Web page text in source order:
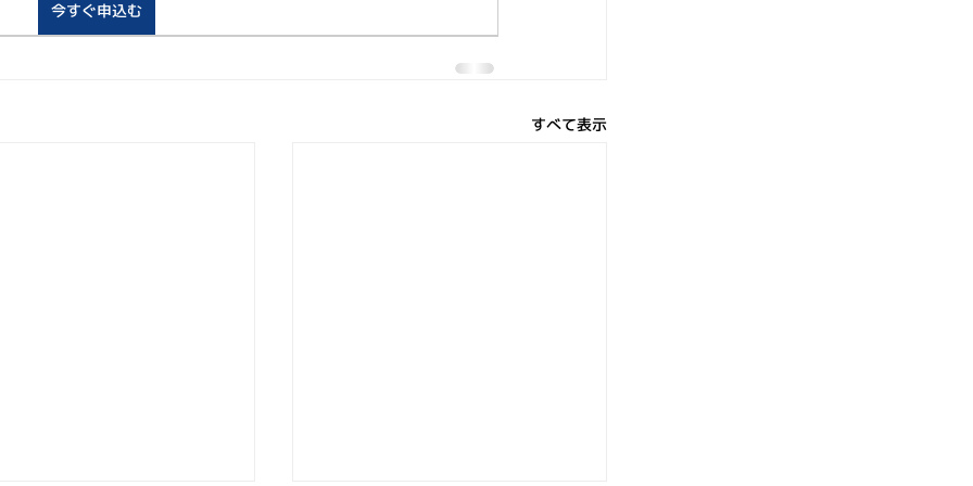
今すぐ申込む
すべて表示